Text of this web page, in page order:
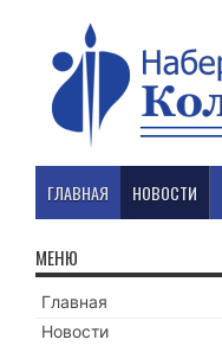
ГЛАВНАЯ НОВОСТИ
МЕНЮ
Главная
Новости